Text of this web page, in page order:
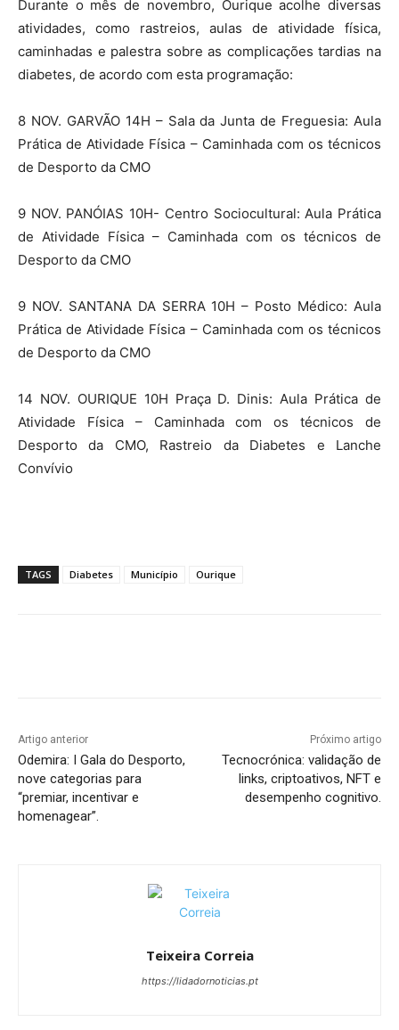
Durante o mês de novembro, Ourique acolhe diversas
atividades, como rastreios, aulas de atividade física,
caminhadas e palestra sobre as complicações tardias na
diabetes, de acordo com esta programação:
8 NOV. GARVÃO 14H – Sala da Junta de Freguesia: Aula
Prática de Atividade Física – Caminhada com os técnicos
de Desporto da CMO
9 NOV. PANÓIAS 10H- Centro Sociocultural: Aula Prática
de Atividade Física – Caminhada com os técnicos de
Desporto da CMO
9 NOV. SANTANA DA SERRA 10H – Posto Médico: Aula
Prática de Atividade Física – Caminhada com os técnicos
de Desporto da CMO
14 NOV. OURIQUE 10H Praça D. Dinis: Aula Prática de
Atividade Física – Caminhada com os técnicos de
Desporto da CMO, Rastreio da Diabetes e Lanche
Convívio
TAGS Diabetes Município Ourique
Artigo anterior
Odemira: I Gala do Desporto,
nove categorias para
“premiar, incentivar e
homenagear”.
Próximo artigo
Tecnocrónica: validação de
links, criptoativos, NFT e
desempenho cognitivo.
Teixeira Correia
https://lidadornoticias.pt